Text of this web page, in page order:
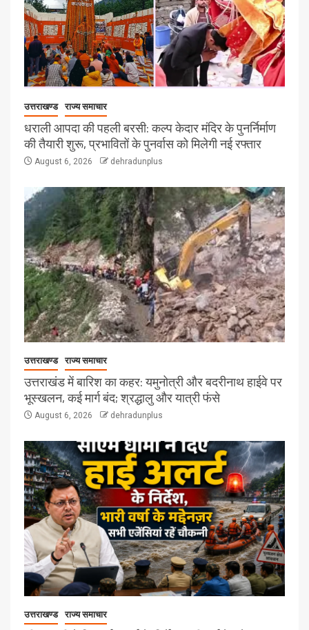
उत्तराखण्ड राज्य समाचार
धराली आपदा की पहली बरसी: कल्प केदार मंदिर के पुनर्निर्माण
की तैयारी शुरू, प्रभावितों के पुनर्वास को मिलेगी नई रफ्तार
August 6, 2026 dehradunplus
उत्तराखण्ड राज्य समाचार
उत्तराखंड में बारिश का कहर: यमुनोत्री और बदरीनाथ हाईवे पर
भूस्खलन, कई मार्ग बंद; श्रद्धालु और यात्री फंसे
August 6, 2026 dehradunplus
उत्तराखण्ड राज्य समाचार